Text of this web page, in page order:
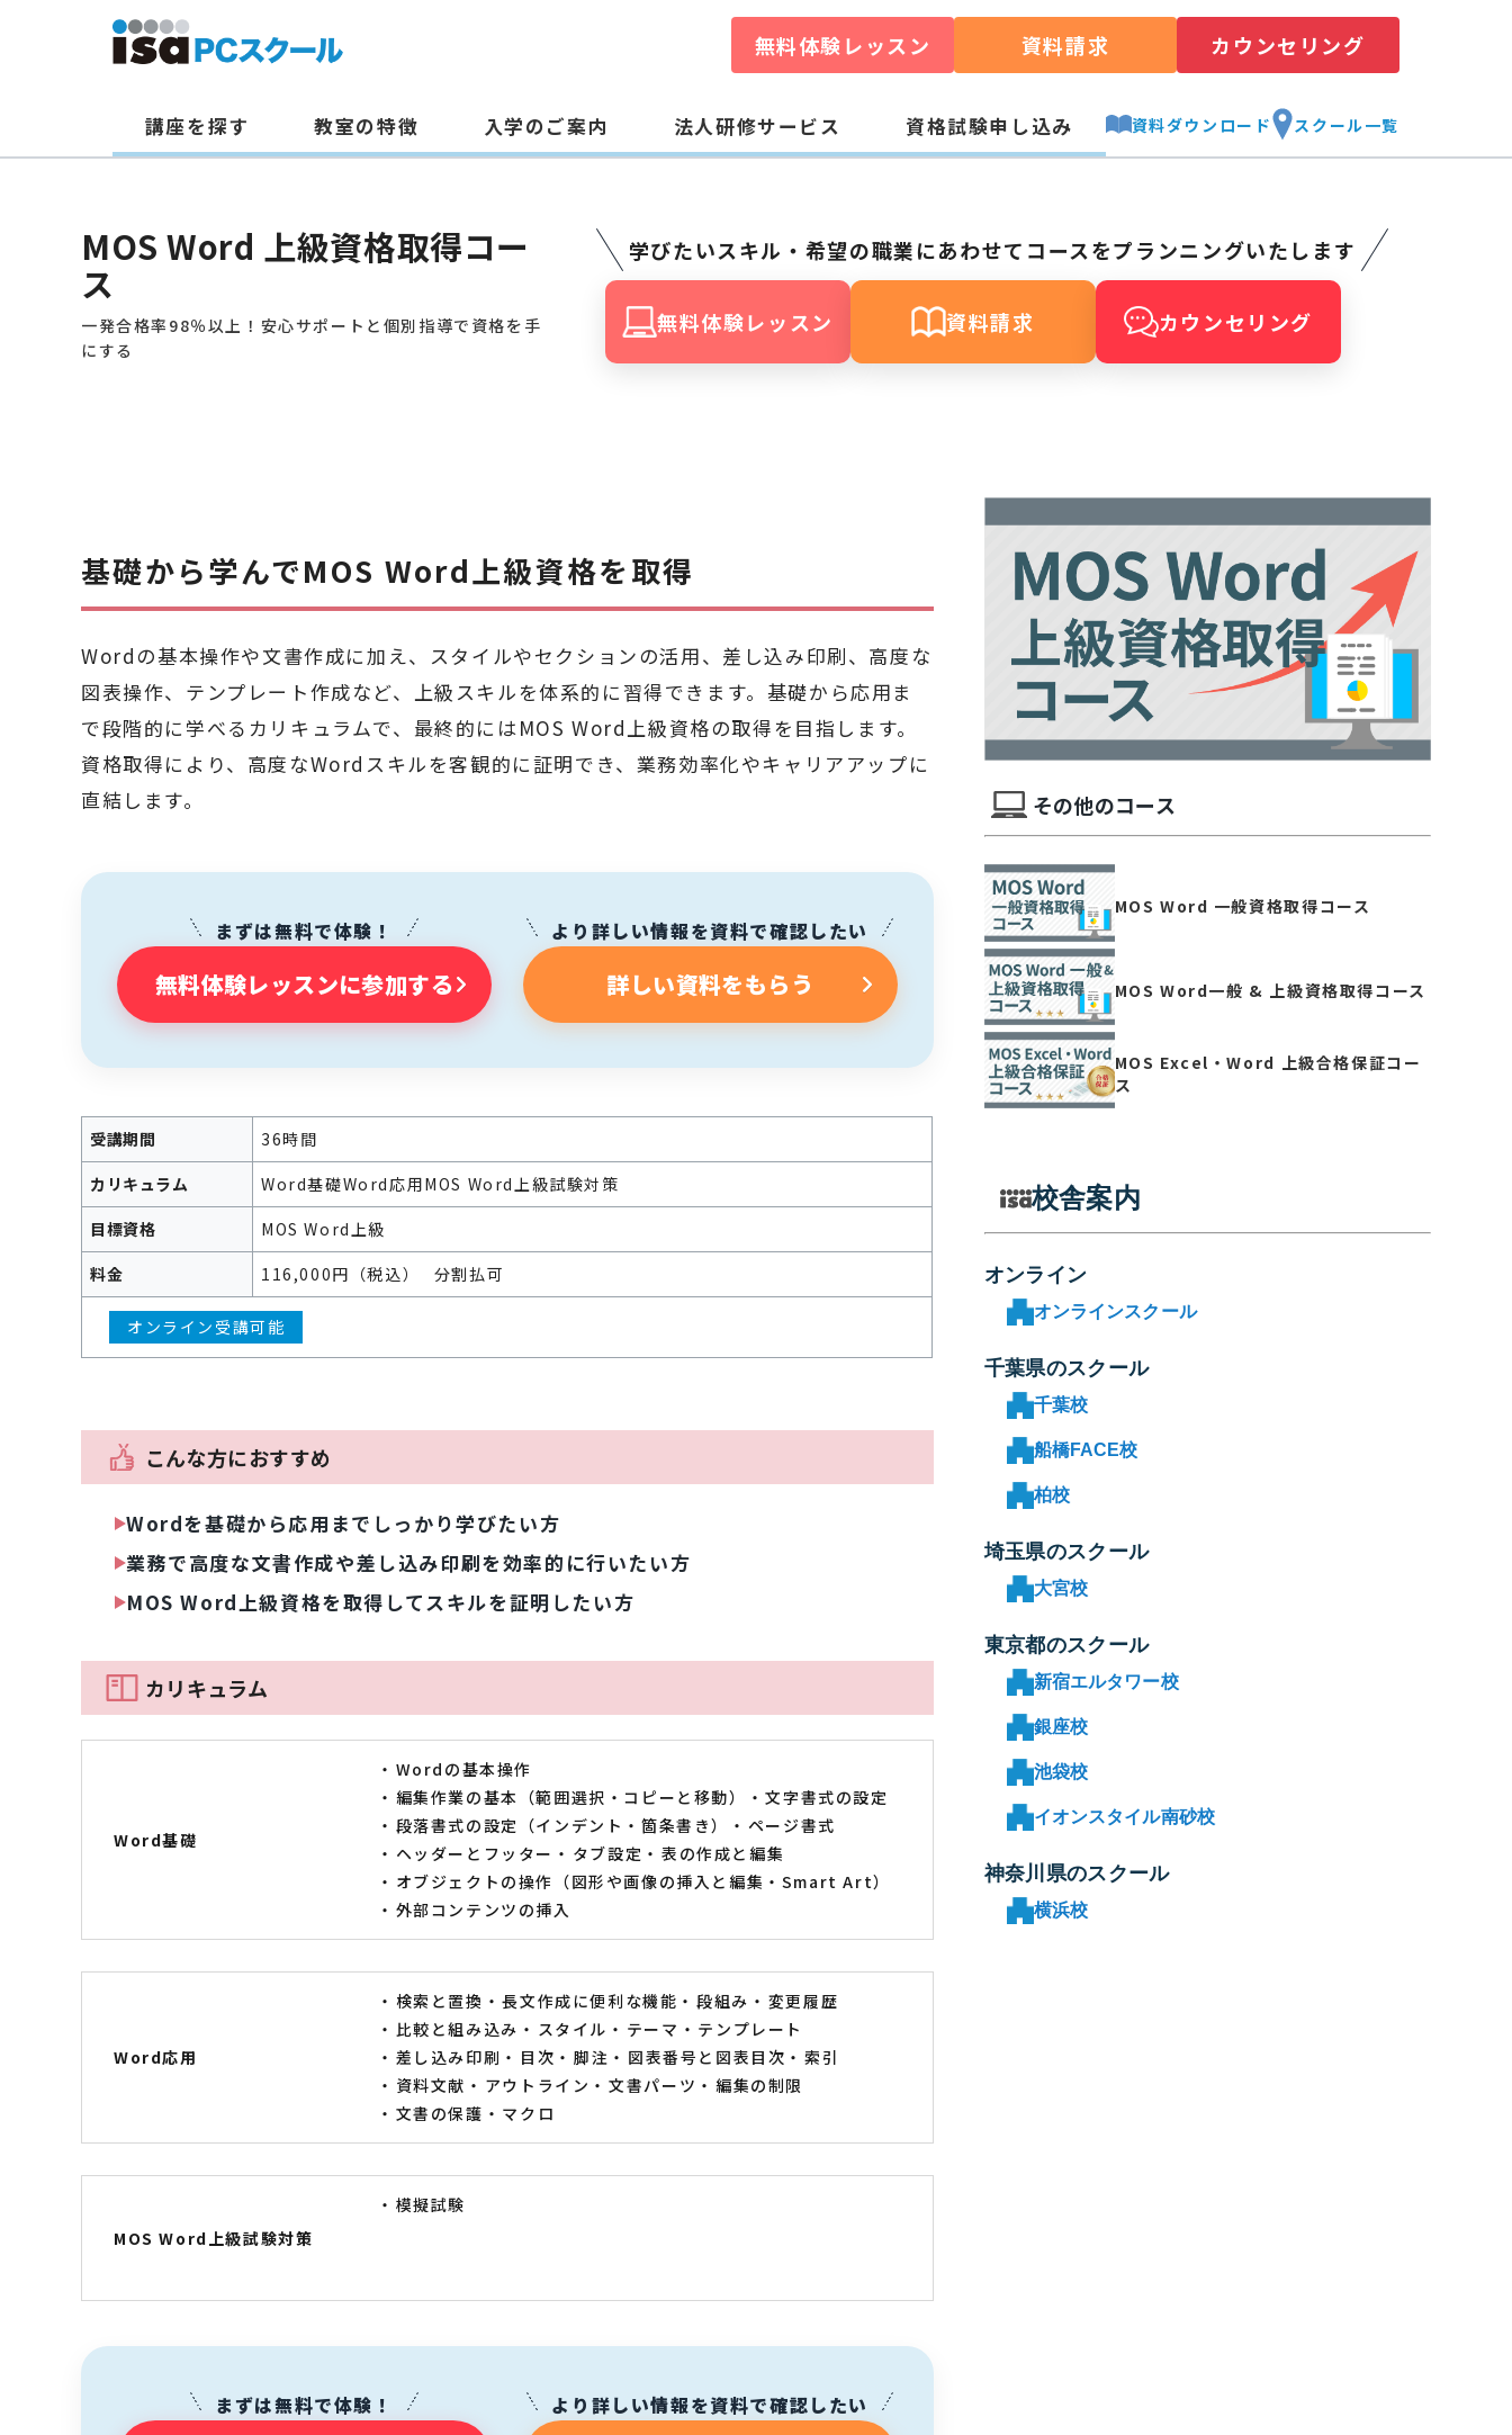
無料体験レッスン 資料請求 カウンセリング
講座を探す 教室の特徴 入学のご案内 法人研修サービス 資格試験申し込み 資料ダウンロード スクール一覧
MOS Word 上級資格取得コー
ス
一発合格率98％以上！安心サポートと個別指導で資格を手
にする
学びたいスキル・希望の職業にあわせてコースをプランニングいたします
無料体験レッスン 資料請求 カウンセリング
基礎から学んでMOS Word上級資格を取得
Wordの基本操作や文書作成に加え、スタイルやセクションの活用、差し込み印刷、高度な
図表操作、テンプレート作成など、上級スキルを体系的に習得できます。基礎から応用ま
で段階的に学べるカリキュラムで、最終的にはMOS Word上級資格の取得を目指します。
資格取得により、高度なWordスキルを客観的に証明でき、業務効率化やキャリアアップに
直結します。
まずは無料で体験！
無料体験レッスンに参加する
より詳しい情報を資料で確認したい
詳しい資料をもらう
受講期間
36時間
カリキュラム
Word基礎Word応用MOS Word上級試験対策
目標資格
MOS Word上級
料金
116,000円（税込） 分割払可
オンライン受講可能
こんな方におすすめ
Wordを基礎から応用までしっかり学びたい方
業務で高度な文書作成や差し込み印刷を効率的に行いたい方
MOS Word上級資格を取得してスキルを証明したい方
カリキュラム
Word基礎
Wordの基本操作
編集作業の基本（範囲選択・コピーと移動）
文字書式の設定
段落書式の設定（インデント・箇条書き）
ページ書式
ヘッダーとフッター
タブ設定
表の作成と編集
オブジェクトの操作（図形や画像の挿入と編集・Smart Art）
外部コンテンツの挿入
Word応用
検索と置換 長文作成に便利な機能 段組み
変更履歴
比較と組み込み
スタイル テーマ
テンプレート
差し込み印刷
目次 脚注 図表番号と図表目次
索引
資料文献
アウトライン 文書パーツ
編集の制限
文書の保護
マクロ
MOS Word上級試験対策
模擬試験
まずは無料で体験！ より詳しい情報を資料で確認したい
その他のコース
MOS Word 一般資格取得コース
MOS Word一般 & 上級資格取得コース
MOS Excel・Word 上級合格保証コー
ス
校舎案内
オンライン
オンラインスクール
千葉県のスクール
千葉校
船橋FACE校
柏校
埼玉県のスクール
大宮校
東京都のスクール
新宿エルタワー校
銀座校
池袋校
イオンスタイル南砂校
神奈川県のスクール
横浜校